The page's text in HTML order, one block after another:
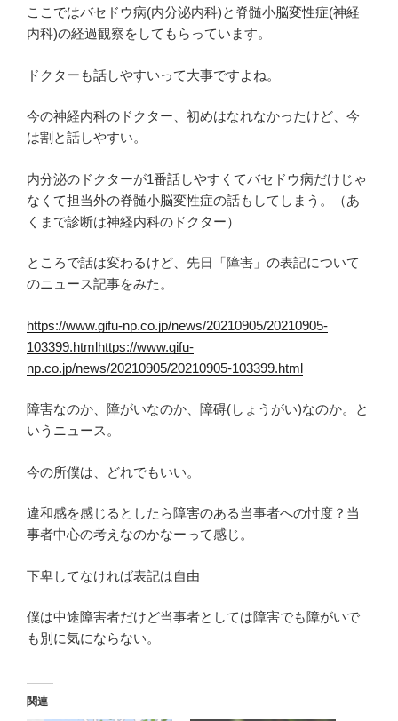
ここではバセドウ病(内分泌内科)と脊髄小脳変性症(神経
内科)の経過観察をしてもらっています。
ドクターも話しやすいって大事ですよね。
今の神経内科のドクター、初めはなれなかったけど、今
は割と話しやすい。
内分泌のドクターが1番話しやすくてバセドウ病だけじゃ
なくて担当外の脊髄小脳変性症の話もしてしまう。（あ
くまで診断は神経内科のドクター）
ところで話は変わるけど、先日「障害」の表記について
のニュース記事をみた。
https://www.gifu-np.co.jp/news/20210905/20210905-
103399.htmlhttps://www.gifu-
np.co.jp/news/20210905/20210905-103399.html
障害なのか、障がいなのか、障碍(しょうがい)なのか。と
いうニュース。
今の所僕は、どれでもいい。
違和感を感じるとしたら障害のある当事者への忖度？当
事者中心の考えなのかなーって感じ。
下卑してなければ表記は自由
僕は中途障害者だけど当事者としては障害でも障がいで
も別に気にならない。
関連